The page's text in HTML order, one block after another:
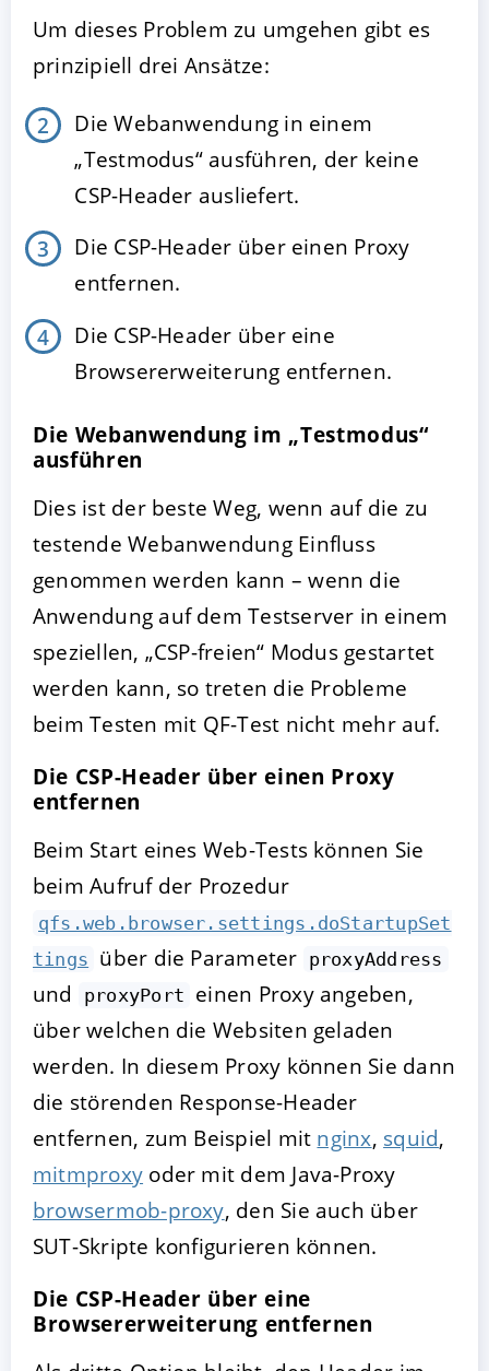
Um dieses Problem zu umgehen gibt es
prinzipiell drei Ansätze:
Die Webanwendung in einem
„Testmodus“ ausführen, der keine
CSP-Header ausliefert.
Die CSP-Header über einen Proxy
entfernen.
Die CSP-Header über eine
Browsererweiterung entfernen.
Die Webanwendung im „Testmodus“
ausführen
Dies ist der beste Weg, wenn auf die zu
testende Webanwendung Einfluss
genommen werden kann – wenn die
Anwendung auf dem Testserver in einem
speziellen, „CSP-freien“ Modus gestartet
werden kann, so treten die Probleme
beim Testen mit QF-Test nicht mehr auf.
Die CSP-Header über einen Proxy
entfernen
Beim Start eines Web-Tests können Sie
beim Aufruf der Prozedur
qfs.web.browser.settings.doStartupSet
tings über die Parameter proxyAddress
und proxyPort einen Proxy angeben,
über welchen die Websiten geladen
werden. In diesem Proxy können Sie dann
die störenden Response-Header
entfernen, zum Beispiel mit nginx, squid,
mitmproxy oder mit dem Java-Proxy
browsermob-proxy, den Sie auch über
SUT-Skripte konfigurieren können.
Die CSP-Header über eine
Browsererweiterung entfernen